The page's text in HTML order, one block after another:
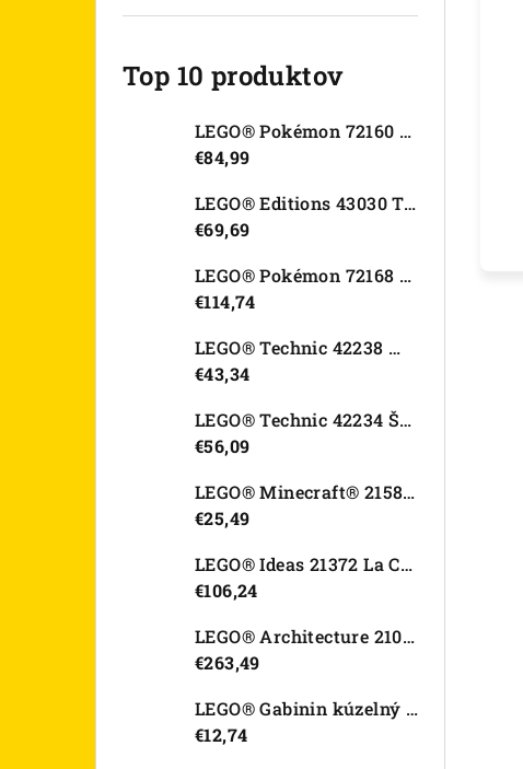
Top 10 produktov
LEGO® Pokémon 72160 Arcanine
€84,99
LEGO® Editions 43030 Tajná skrýša Olivie Rodrigo
€69,69
LEGO® Pokémon 72168 Rayquaza
€114,74
LEGO® Technic 42238 Motorka Ducati Desmo450 MX Factory
€43,34
LEGO® Technic 42234 Športové auto Dodge Viper GTS-R
€56,09
LEGO® Minecraft® 21582 Kurací džokej
€25,49
LEGO® Ideas 21372 La Catrina
€106,24
LEGO® Architecture 21067 Tower Bridge
€263,49
LEGO® Gabinin kúzelný domček 11212 Záhradný domček Víly mačičky
€12,74